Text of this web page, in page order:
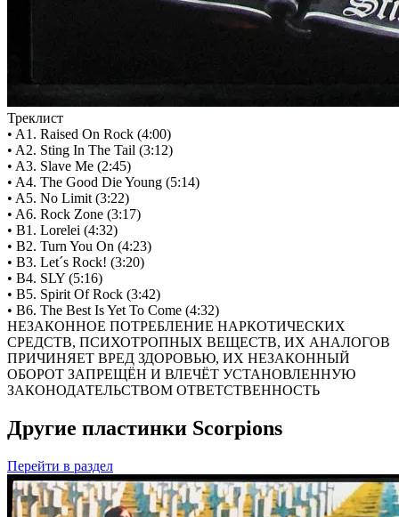
Треклист
• A1. Raised On Rock (4:00)
• A2. Sting In The Tail (3:12)
• A3. Slave Me (2:45)
• A4. The Good Die Young (5:14)
• A5. No Limit (3:22)
• A6. Rock Zone (3:17)
• B1. Lorelei (4:32)
• B2. Turn You On (4:23)
• B3. Let´s Rock! (3:20)
• B4. SLY (5:16)
• B5. Spirit Of Rock (3:42)
• B6. The Best Is Yet To Come (4:32)
НЕЗАКОННОЕ ПОТРЕБЛЕНИЕ НАРКОТИЧЕСКИХ
СРЕДСТВ, ПСИХОТРОПНЫХ ВЕЩЕСТВ, ИХ АНАЛОГОВ
ПРИЧИНЯЕТ ВРЕД ЗДОРОВЬЮ, ИХ НЕЗАКОННЫЙ
ОБОРОТ ЗАПРЕЩЁН И ВЛЕЧЁТ УСТАНОВЛЕННУЮ
ЗАКОНОДАТЕЛЬСТВОМ ОТВЕТСТВЕННОСТЬ
Другие пластинки Scorpions
Перейти в раздел